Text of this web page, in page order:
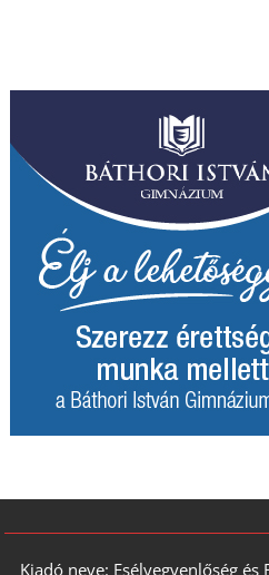
Kiadó neve: Esélyegyenlőség